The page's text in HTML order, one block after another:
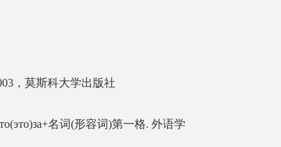
，莫斯科大学出版社
名词(形容词)第一格. 外语学